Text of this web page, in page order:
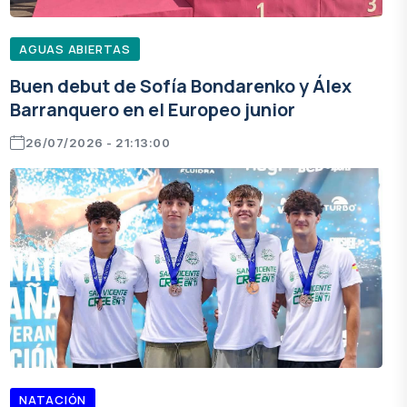
AGUAS ABIERTAS
Buen debut de Sofía Bondarenko y Álex
Barranquero en el Europeo junior
26/07/2026 - 21:13:00
NATACIÓN